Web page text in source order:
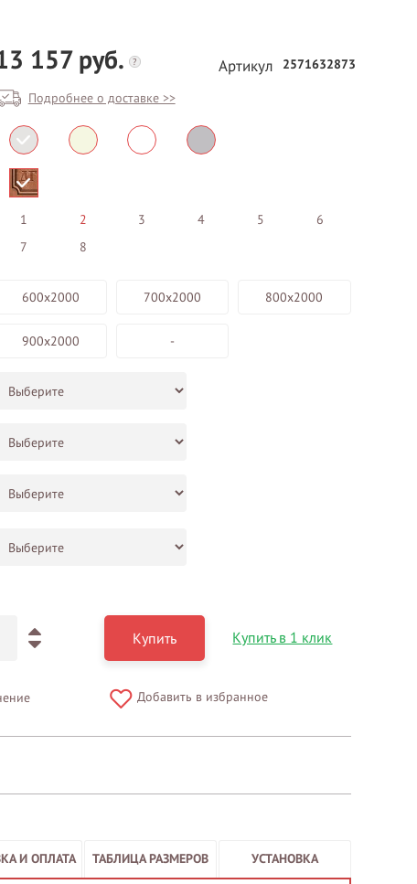
ВЫЗВАТЬ ЗАМЕРЩИКА
157 руб. ?
Подробнее о доставке >>
Артикул 2571632873
1 2 3 4 5
6
7
8
600х2000 700х2000 800х2000
900х2000 -
Купить Купить в 1 клик
Добавить в избранное
И ОПЛАТА ТАБЛИЦА РАЗМЕРОВ УСТАНОВКА